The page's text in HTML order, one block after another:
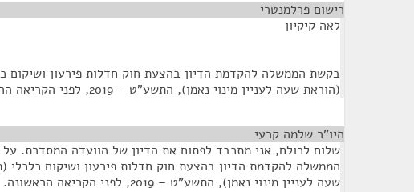
רישום פרלמנטרי
לאה קיקיון
(הוראת שעה לעניין מינוי נאמן), התשע"ט – 2019, לפני הקריאה הראשונה.
היו"ר שלמה קרעי
שלום לכולם, אני מתכבד לפתוח את הדיון של הוועדה המסדרת.
שעה לעניין מינוי נאמן), התשע"ט – 2019, לפני הקריאה הראשונה.